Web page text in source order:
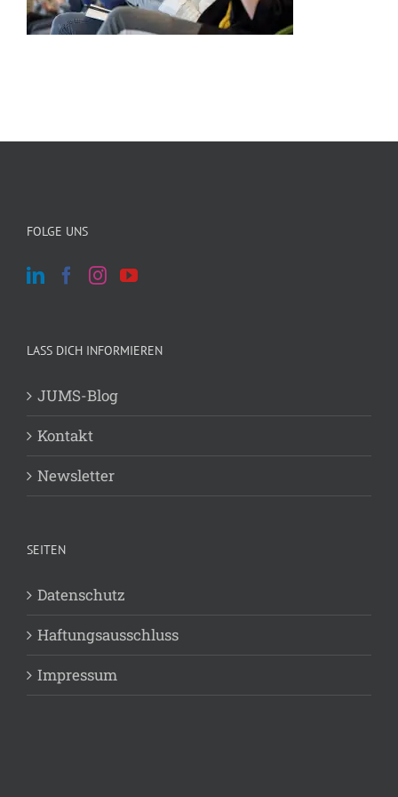
FOLGE UNS
LASS DICH INFORMIEREN
JUMS-Blog
Kontakt
Newsletter
SEITEN
Datenschutz
Haftungsausschluss
Impressum